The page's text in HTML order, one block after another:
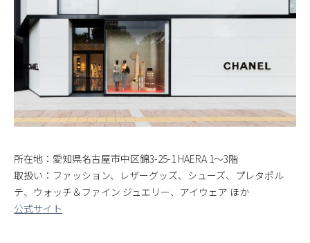
所在地：愛知県名古屋市中区錦3-25-1 HAERA 1〜3階
取扱い：ファッション、レザーグッズ、シューズ、プレタポル
テ、ウォッチ＆ファイン ジュエリー、アイウェア ほか
公式サイト